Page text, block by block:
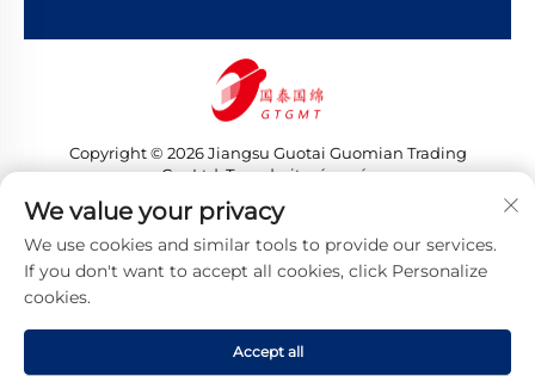
Copyright © 2026 Jiangsu Guotai Guomian Trading
Co., Ltd. Tous droits réservés
Politique de confidentialité
We value your privacy
We use cookies and similar tools to provide our services.
If you don't want to accept all cookies, click Personalize
cookies.
Accept all